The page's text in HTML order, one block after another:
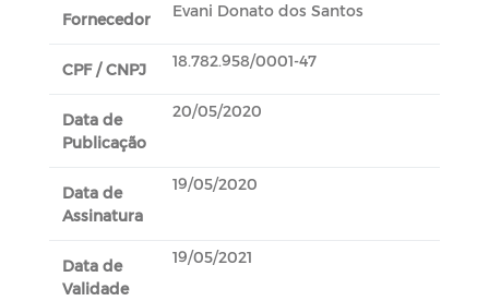
Fornecedor Evani Donato dos Santos
CPF / CNPJ 18.782.958/0001-47
Data de
Publicação
20/05/2020
Data de
Assinatura
19/05/2020
Data de
Validade
19/05/2021